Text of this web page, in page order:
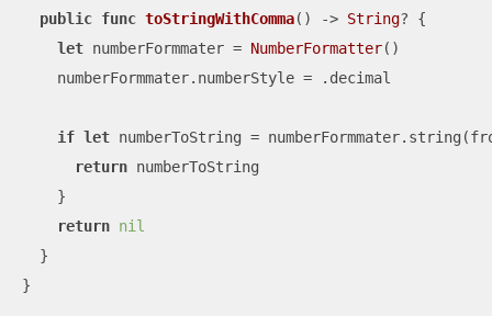
public func toStringWithComma() -> String? {
let numberFormmater = NumberFormatter()
    numberFormmater.numberStyle
= .decimal
if let numberToString =
return numberToString
    }
return nil
  }
}